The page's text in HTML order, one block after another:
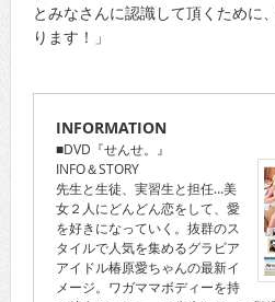
とみなさんに認識して頂くために
ります！」
INFORMATION
■DVD『せんせ。』
INFO＆STORY
先生と生徒、実習生と担任…美
女２人にどんどん恋をして、愛
を好きになっていく。抜群のス
タイルで人気を集めるグラビア
アイドル椿原愛ちゃんの最新イ
メージ。ワガママボディーを持